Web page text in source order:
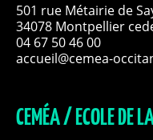
501 rue Métairie de
34078 Montpellier
04 67 50 46 00
accueil@cemea-
CEMÉA / ECOLE DE